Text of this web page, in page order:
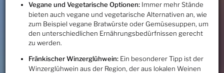
Vegane und Vegetarische Optionen:Immer mehr Stände
bieten auch vegane und vegetarische Alternativen an, wie
zum Beispiel vegane Bratwürste oder Gemüsesuppen, um
den unterschiedlichen Ernährungsbedürfnissen gerecht
zu werden.
Fränkischer Winzerglühwein:Ein besonderer Tipp ist der
Winzerglühwein aus der Region, der aus lokalen Weinen